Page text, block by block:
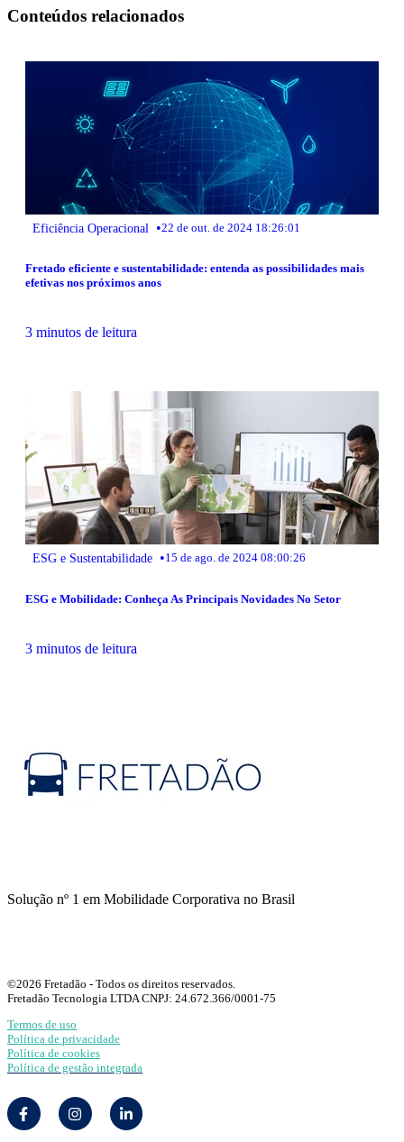
Conteúdos relacionados
Eficiência Operacional •22 de out. de 2024 18:26:01
Fretado eficiente e sustentabilidade: entenda as possibilidades mais
efetivas nos próximos anos
3 minutos de leitura
ESG e Sustentabilidade •15 de ago. de 2024 08:00:26
ESG e Mobilidade: Conheça As Principais Novidades No Setor
3 minutos de leitura
Solução nº 1 em Mobilidade Corporativa no Brasil
©2026 Fretadão - Todos os direitos reservados.
Fretadão Tecnologia LTDA CNPJ: 24.672.366/0001-75
Termos de uso
Política de privacidade
Política de cookies
Política de gestão integrada